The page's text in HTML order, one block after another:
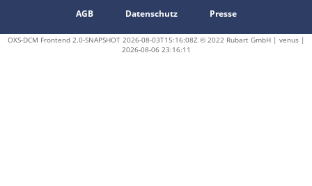
AGB Datenschutz Presse
OXS-DCM Frontend 2.0-SNAPSHOT 2026-08-03T15:16:08Z © 2022 Rubart GmbH | venus |
2026-08-06 23:16:11